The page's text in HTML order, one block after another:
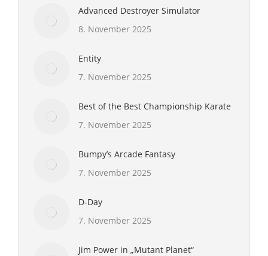
Advanced Destroyer Simulator
8. November 2025
Entity
7. November 2025
Best of the Best Championship Karate
7. November 2025
Bumpy’s Arcade Fantasy
7. November 2025
D-Day
7. November 2025
Jim Power in „Mutant Planet“